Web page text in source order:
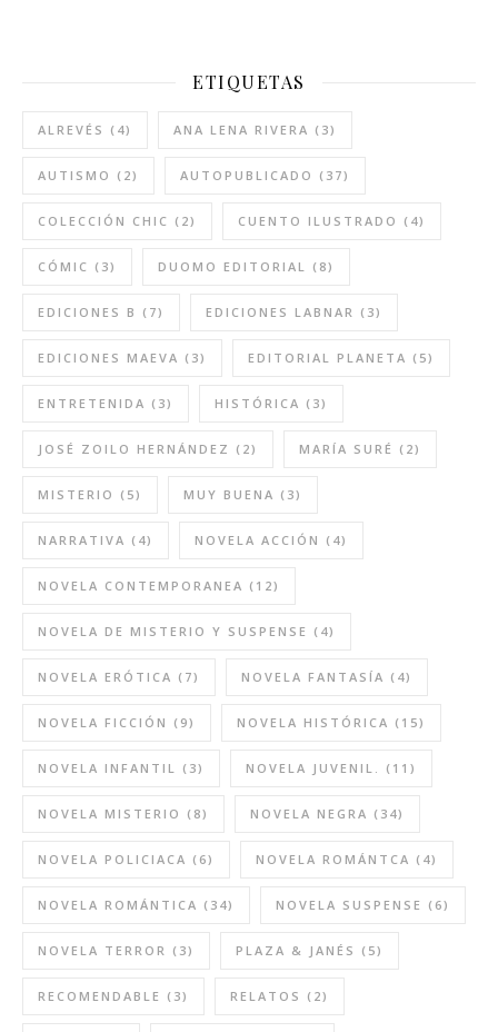
ETIQUETAS
ALREVÉS (4) ANA LENA RIVERA (3)
AUTISMO (2) AUTOPUBLICADO (37)
COLECCIÓN CHIC (2) CUENTO ILUSTRADO (4)
CÓMIC (3) DUOMO EDITORIAL (8)
EDICIONES B (7) EDICIONES LABNAR (3)
EDICIONES MAEVA (3) EDITORIAL PLANETA (5)
ENTRETENIDA (3) HISTÓRICA (3)
JOSÉ ZOILO HERNÁNDEZ (2) MARÍA SURÉ (2)
MISTERIO (5) MUY BUENA (3)
NARRATIVA (4) NOVELA ACCIÓN (4)
NOVELA CONTEMPORANEA (12)
NOVELA DE MISTERIO Y SUSPENSE (4)
NOVELA ERÓTICA (7) NOVELA FANTASÍA (4)
NOVELA FICCIÓN (9) NOVELA HISTÓRICA (15)
NOVELA INFANTIL (3) NOVELA JUVENIL. (11)
NOVELA MISTERIO (8) NOVELA NEGRA (34)
NOVELA POLICIACA (6) NOVELA ROMÁNTCA (4)
NOVELA ROMÁNTICA (34) NOVELA SUSPENSE (6)
NOVELA TERROR (3) PLAZA & JANÉS (5)
RECOMENDABLE (3) RELATOS (2)